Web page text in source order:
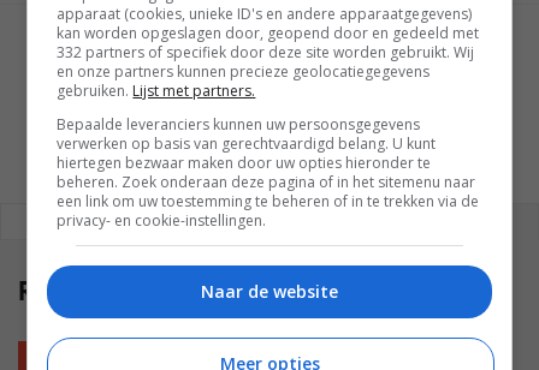
GESCHREVEN DOOR
WESLEY AKKERMAN
REAGEREN
Reacties
apparaat (cookies, unieke ID's en andere apparaatgegevens)
kan worden opgeslagen door, geopend door en gedeeld met
332 partners of specifiek door deze site worden gebruikt. Wij
en onze partners kunnen precieze geolocatiegegevens
gebruiken. Lijst met partners.
Bepaalde leveranciers kunnen uw persoonsgegevens
verwerken op basis van gerechtvaardigd belang. U kunt
hiertegen bezwaar maken door uw opties hieronder te
beheren. Zoek onderaan deze pagina of in het sitemenu naar
een link om uw toestemming te beheren of in te trekken via de
privacy- en cookie-instellingen.
Naar de website
Meer opties